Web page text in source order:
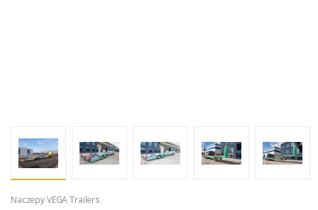
Naczepy VEGA Trailers